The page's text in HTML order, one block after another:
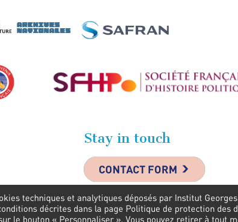
Stay in touch
CONTACT FORM
techniques et analytiques déposés par Institut
décrites dans la page Politique de protection
le bouton « Personnaliser ». Vous pouvez retirer à tout